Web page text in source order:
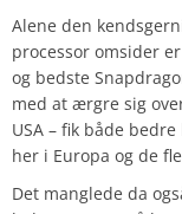
Alene den
processor omsider
og bedste
med at ærgre sig
USA – fik både
her i Europa og de
Det manglede da